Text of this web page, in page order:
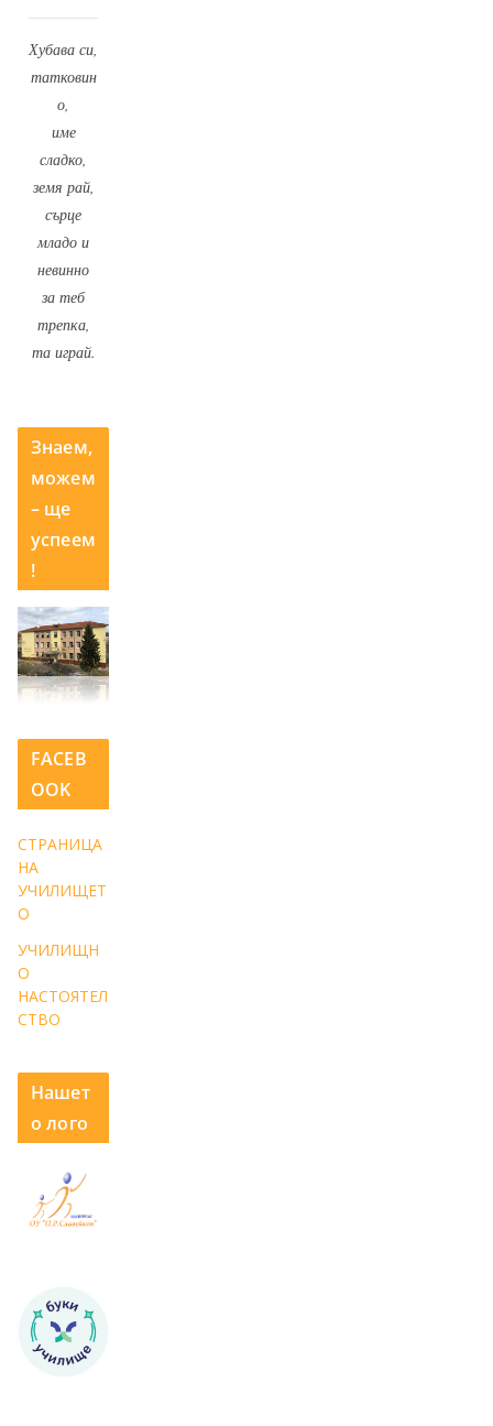
Хубава си,
татковин
о,
име
сладко,
земя рай,
сърце
младо и
невинно
за теб
трепка,
та играй.
Знаем,
можем
– ще
успеем
!
FACEB
OOK
СТРАНИЦА
НА
УЧИЛИЩЕТ
О
УЧИЛИЩН
О
НАСТОЯТЕЛ
СТВО
Нашет
о лого